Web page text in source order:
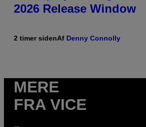
2026 Release Window
2 timer sidenAf Denny Connolly
MERE
FRA VICE